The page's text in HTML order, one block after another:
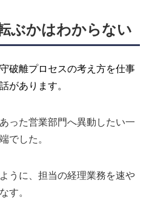
ぶかはわからない
破離プロセスの考え方を仕事
があります。
った営業部門へ異動したい一
でした。
うに、担当の経理業務を速や
す。